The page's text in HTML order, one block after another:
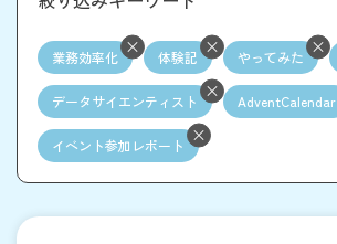
業務効率化 体験記 やってみた
データサイエンティスト AdventCalendar
イベント参加レポート